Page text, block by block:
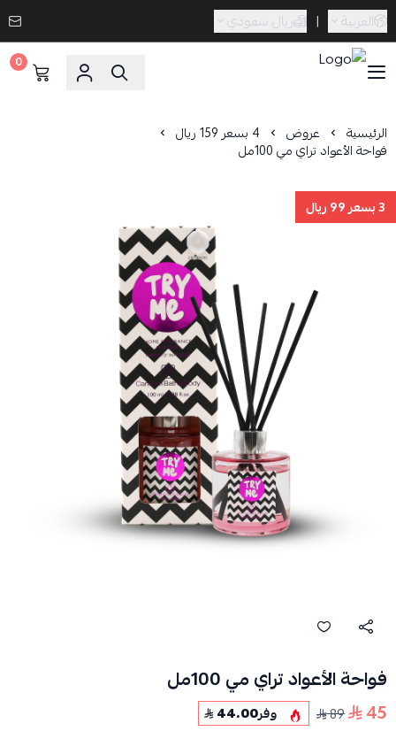
العربية | ريال سعودي
0
الرئيسية عروض 4 بسعر 159 ريال
فواحة الأعواد تراي مي 100مل
3 بسعر 99 ريال
فواحة الأعواد تراي مي 100مل
45
89 وفر44.00